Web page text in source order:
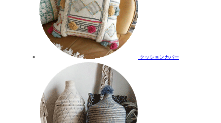
クッションカバー